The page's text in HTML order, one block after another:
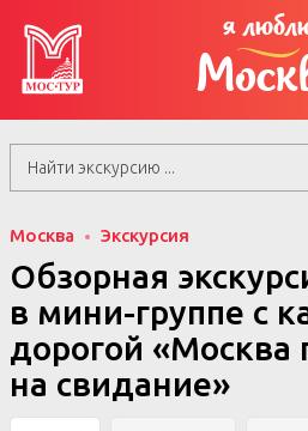
я
Москва Экскурсия
Обзорная
в мини-группе c
дорогой «Москва
на свидание»